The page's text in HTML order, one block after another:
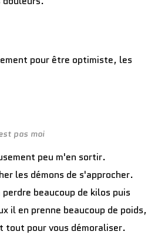
pour être optimiste, les
pas moi
peu m'en sortir.
les démons de s'approcher.
beaucoup de kilos puis
il en prenne beaucoup de poids,
tout pour vous démoraliser.